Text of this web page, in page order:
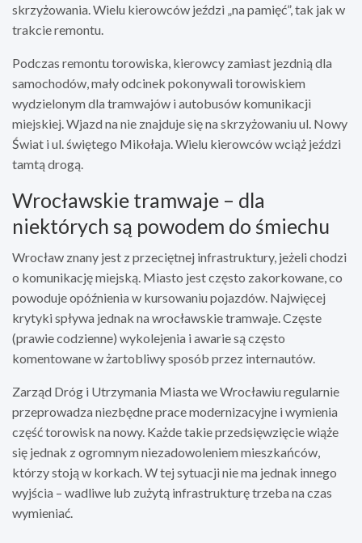
skrzyżowania. Wielu kierowców jeździ „na pamięć”, tak jak w
trakcie remontu.
Podczas remontu torowiska, kierowcy zamiast jezdnią dla
samochodów, mały odcinek pokonywali torowiskiem
wydzielonym dla tramwajów i autobusów komunikacji
miejskiej. Wjazd na nie znajduje się na skrzyżowaniu ul. Nowy
Świat i ul. świętego Mikołaja. Wielu kierowców wciąż jeździ
tamtą drogą.
Wrocławskie tramwaje – dla
niektórych są powodem do śmiechu
Wrocław znany jest z przeciętnej infrastruktury, jeżeli chodzi
o komunikację miejską. Miasto jest często zakorkowane, co
powoduje opóźnienia w kursowaniu pojazdów. Najwięcej
krytyki spływa jednak na wrocławskie tramwaje. Częste
(prawie codzienne) wykolejenia i awarie są często
komentowane w żartobliwy sposób przez internautów.
Zarząd Dróg i Utrzymania Miasta we Wrocławiu regularnie
przeprowadza niezbędne prace modernizacyjne i wymienia
część torowisk na nowy. Każde takie przedsięwzięcie wiąże
się jednak z ogromnym niezadowoleniem mieszkańców,
którzy stoją w korkach. W tej sytuacji nie ma jednak innego
wyjścia – wadliwe lub zużytą infrastrukturę trzeba na czas
wymieniać.